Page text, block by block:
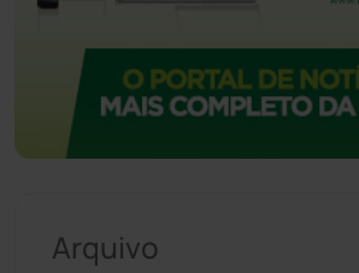
Arquivo